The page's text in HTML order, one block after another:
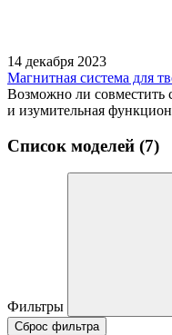
14 декабря 2023
Магнитная система для
Возможно ли совместить
и изумительная
Список моделей (7)
Фильтры
Сброс фильтра